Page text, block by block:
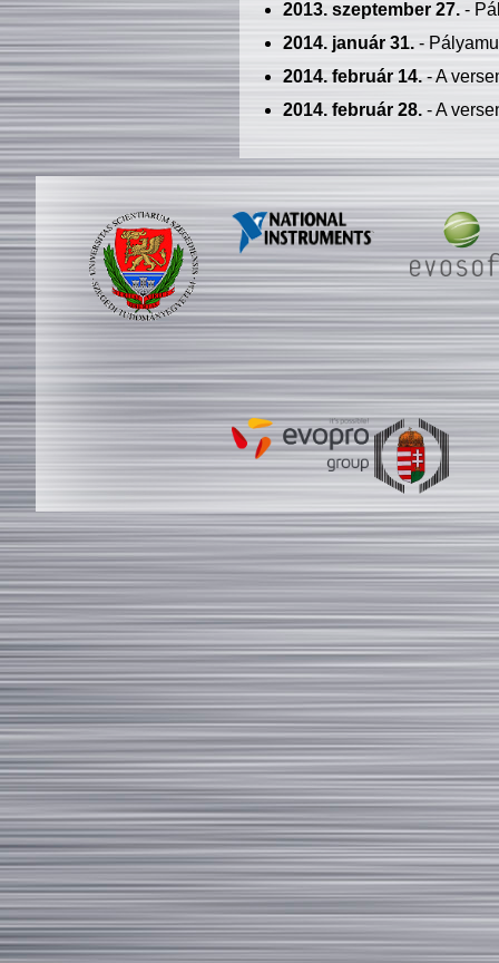
2013. szeptember 27.-
2014. január 31.-
2014. február 14.- A
2014. február 28.- A